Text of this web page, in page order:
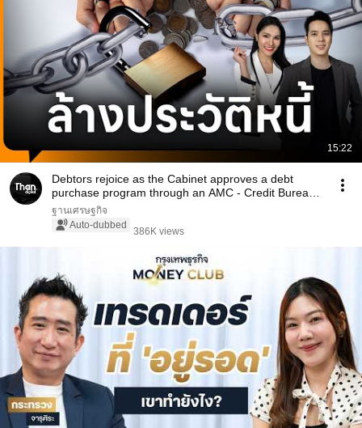
15:22
Debtors rejoice as the Cabinet approves a debt
purchase program through an AMC - Credit Bureau
of...
ฐานเศรษฐกิจ
Auto-dubbed
386K views